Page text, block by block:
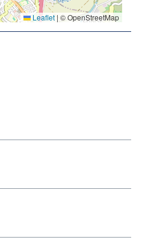
Leaflet| © OpenStreetMap